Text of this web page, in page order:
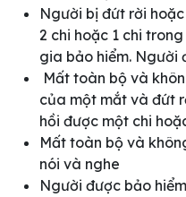
Người bị đứt rời
2 chi hoặc 1 chi
gia bảo hiểm. Người
Mất toàn bộ và
của một mắt và đứt
hồi được một chi
Mất toàn bộ và
nói và nghe
Người được bảo